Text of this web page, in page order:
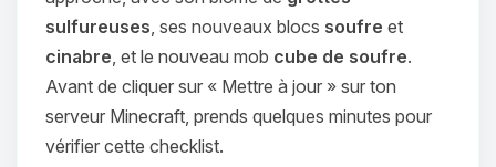
sulfureuses, ses nouveaux blocs soufre et
cinabre, et le nouveau mob cube de soufre.
Avant de cliquer sur « Mettre à jour » sur ton
serveur Minecraft, prends quelques minutes pour
vérifier cette checklist.